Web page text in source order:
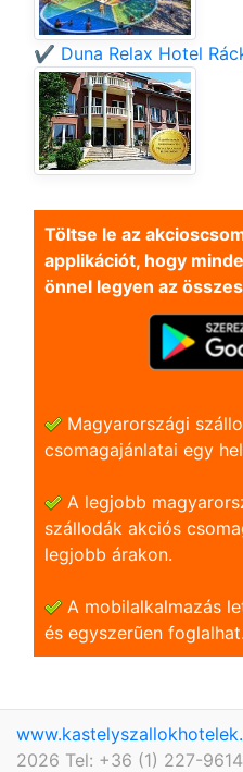
✔️ Duna Relax Hotel
Töltse le az
applikációt, hogy
önnel legyen az
Magyarországi
csomagajánlatai egy
A legjobb
szállodák akciós
legjobb árakon.
A mobilalkalmazás
és egyszerũen foglalhat.
2026 Tel: +36 (1) 227-9614